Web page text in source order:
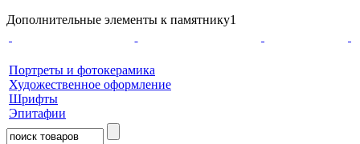
Дополнительные элементы к памятнику1
Портреты и фотокерамика
Художественное оформление
Шрифты
Эпитафии